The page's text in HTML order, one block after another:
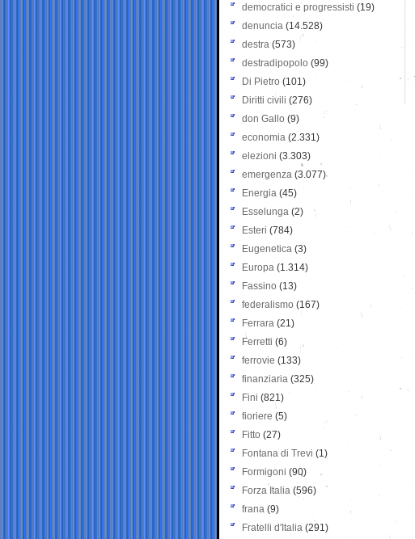
democratici e progressisti (19)
denuncia (14.528)
destra (573)
destradipopolo (99)
Di Pietro (101)
Diritti civili (276)
don Gallo (9)
economia (2.331)
elezioni (3.303)
emergenza (3.077)
Energia (45)
Esselunga (2)
Esteri (784)
Eugenetica (3)
Europa (1.314)
Fassino (13)
federalismo (167)
Ferrara (21)
Ferretti (6)
ferrovie (133)
finanziaria (325)
Fini (821)
fioriere (5)
Fitto (27)
Fontana di Trevi (1)
Formigoni (90)
Forza Italia (596)
frana (9)
Fratelli d'Italia (291)